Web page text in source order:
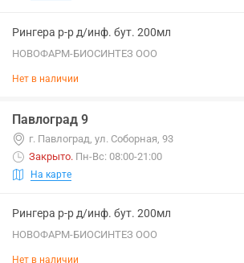
Рингера р-р д/инф. бут. 200мл
НОВОФАРМ-БИОСИНТЕЗ ООО
Нет в наличии
Павлоград 9
г. Павлоград, ул. Соборная, 93
Закрыто. Пн-Вс: 08:00-21:00
На карте
Рингера р-р д/инф. бут. 200мл
НОВОФАРМ-БИОСИНТЕЗ ООО
Нет в наличии